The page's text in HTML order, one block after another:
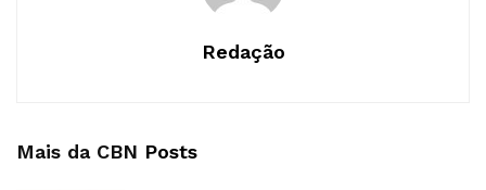
Redação
Mais da CBN Posts